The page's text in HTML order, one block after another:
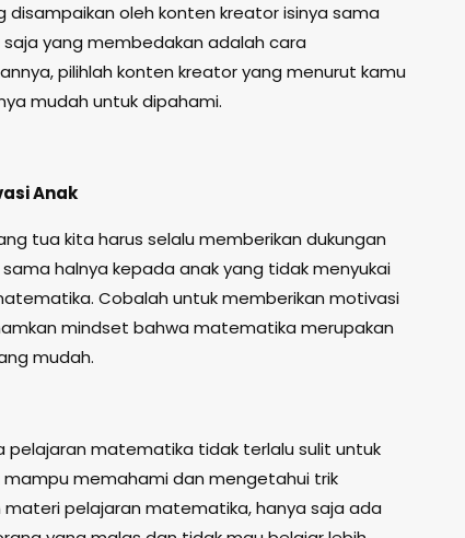
disampaikan oleh konten kreator isinya sama
saja yang membedakan adalah cara
pilihlah konten kreator yang menurut kamu
mudah untuk dipahami.
Anak
tua kita harus selalu memberikan dukungan
sama halnya kepada anak yang tidak menyukai
Cobalah untuk memberikan motivasi
mindset bahwa matematika merupakan
mudah.
pelajaran matematika tidak terlalu sulit untuk
mampu memahami dan mengetahui trik
materi pelajaran matematika, hanya saja ada